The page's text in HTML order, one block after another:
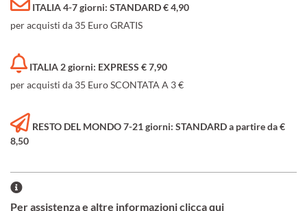
ITALIA 4-7 giorni: STANDARD € 4,90
per acquisti da 35 Euro GRATIS
ITALIA 2 giorni: EXPRESS € 7,90
per acquisti da 35 Euro SCONTATA A 3 €
RESTO DEL MONDO 7-21 giorni: STANDARD a partire da €
8,50
Per assistenza e altre informazioni clicca qui